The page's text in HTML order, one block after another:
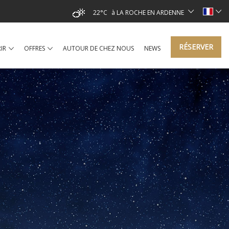
22°C à LA ROCHE EN ARDENNE
OFFRES AUTOUR DE CHEZ NOUS NEWS RÉSERVER